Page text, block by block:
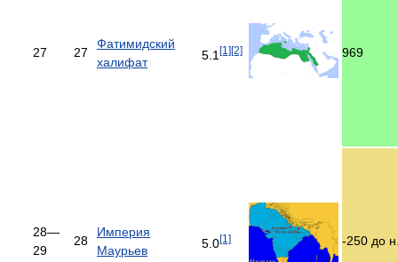
27 27
Фатимидский
халифат
5.1 [1][2] 969
28—
29
28
Империя
Маурьев
5.0[1] -250 до